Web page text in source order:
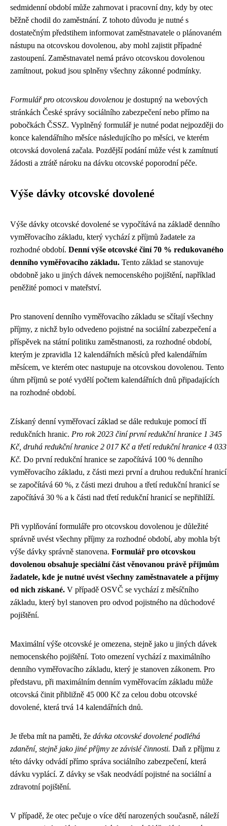
sedmidenní období může zahrnovat i pracovní dny, kdy by otec
běžně chodil do zaměstnání. Z tohoto důvodu je nutné s
dostatečným předstihem informovat zaměstnavatele o plánovaném
nástupu na otcovskou dovolenou, aby mohl zajistit případné
zastoupení. Zaměstnavatel nemá právo otcovskou dovolenou
zamítnout, pokud jsou splněny všechny zákonné podmínky.
Formulář pro otcovskou dovolenou je dostupný na webových
stránkách České správy sociálního zabezpečení nebo přímo na
pobočkách ČSSZ. Vyplněný formulář je nutné podat nejpozději do
konce kalendářního měsíce následujícího po měsíci, ve kterém
otcovská dovolená začala. Pozdější podání může vést k zamítnutí
žádosti a ztrátě nároku na dávku otcovské poporodní péče.
Výše dávky otcovské dovolené
Výše dávky otcovské dovolené se vypočítává na základě denního
vyměřovacího základu, který vychází z příjmů žadatele za
rozhodné období. Denní výše otcovské činí 70 % redukovaného
denního vyměřovacího základu. Tento základ se stanovuje
obdobně jako u jiných dávek nemocenského pojištění, například
peněžité pomoci v mateřství.
Pro stanovení denního vyměřovacího základu se sčítají všechny
příjmy, z nichž bylo odvedeno pojistné na sociální zabezpečení a
příspěvek na státní politiku zaměstnanosti, za rozhodné období,
kterým je zpravidla 12 kalendářních měsíců před kalendářním
měsícem, ve kterém otec nastupuje na otcovskou dovolenou. Tento
úhrn příjmů se poté vydělí počtem kalendářních dnů připadajících
na rozhodné období.
Získaný denní vyměřovací základ se dále redukuje pomocí tří
redukčních hranic. Pro rok 2023 činí první redukční hranice 1 345
Kč, druhá redukční hranice 2 017 Kč a třetí redukční hranice 4 033
Kč. Do první redukční hranice se započítává 100 % denního
vyměřovacího základu, z části mezi první a druhou redukční hranicí
se započítává 60 %, z části mezi druhou a třetí redukční hranicí se
započítává 30 % a k části nad třetí redukční hranicí se nepřihlíží.
Při vyplňování formuláře pro otcovskou dovolenou je důležité
správně uvést všechny příjmy za rozhodné období, aby mohla být
výše dávky správně stanovena. Formulář pro otcovskou
dovolenou obsahuje speciální část věnovanou právě příjmům
žadatele, kde je nutné uvést všechny zaměstnavatele a příjmy
od nich získané. V případě OSVČ se vychází z měsíčního
základu, který byl stanoven pro odvod pojistného na důchodové
pojištění.
Maximální výše otcovské je omezena, stejně jako u jiných dávek
nemocenského pojištění. Toto omezení vychází z maximálního
denního vyměřovacího základu, který je stanoven zákonem. Pro
představu, při maximálním denním vyměřovacím základu může
otcovská činit přibližně 45 000 Kč za celou dobu otcovské
dovolené, která trvá 14 kalendářních dnů.
Je třeba mít na paměti, že dávka otcovské dovolené podléhá
zdanění, stejně jako jiné příjmy ze závislé činnosti. Daň z příjmu z
této dávky odvádí přímo správa sociálního zabezpečení, která
dávku vyplácí. Z dávky se však neodvádí pojistné na sociální a
zdravotní pojištění.
V případě, že otec pečuje o více dětí narozených současně, náleží